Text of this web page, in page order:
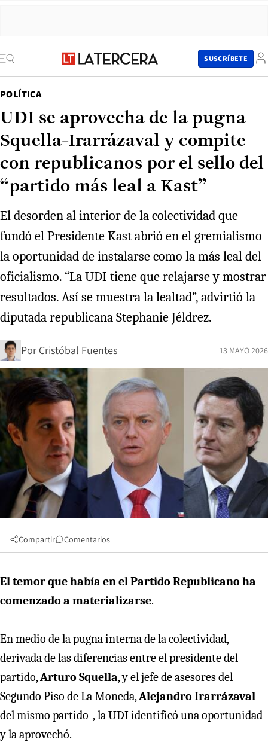
SUSCRÍBETE
POLÍTICA
UDI se aprovecha de la pugna
Squella-Irarrázaval y compite
con republicanos por el sello del
“partido más leal a Kast”
El desorden al interior de la colectividad que
fundó el Presidente Kast abrió en el gremialismo
la oportunidad de instalarse como la más leal del
oficialismo. “La UDI tiene que relajarse y mostrar
resultados. Así se muestra la lealtad”, advirtió la
diputada republicana Stephanie Jéldrez.
Por Cristóbal Fuentes 13 MAYO 2026
Compartir Comentarios
El temor que había en el Partido Republicano ha
comenzado a materializarse.
En medio de la pugna interna de la colectividad,
derivada de las diferencias entre el presidente del
partido,Arturo Squella, y el jefe de asesores del
Segundo Piso de La Moneda,Alejandro Irarrázaval -
del mismo partido-,la UDI identificó una oportunidad
y la aprovechó.